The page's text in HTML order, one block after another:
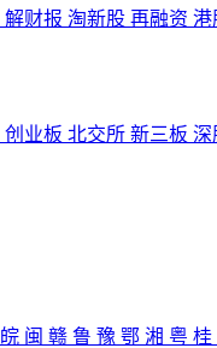
解财报 淘新股 再融资
创业板 北交所 新三板
皖 闽 赣 鲁 豫 鄂 湘 粤 桂